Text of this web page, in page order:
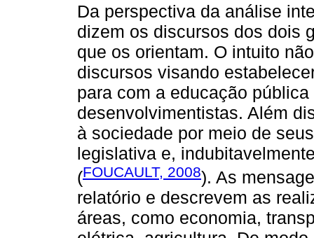
Da perspectiva da análise
dizem os discursos dos dois
que os orientam. O intuito
discursos visando
para com a educação
desenvolvimentistas. Além
à sociedade por meio de
legislativa e,
(FOUCAULT, 2008). As
relatório e descrevem as
áreas, como economia,